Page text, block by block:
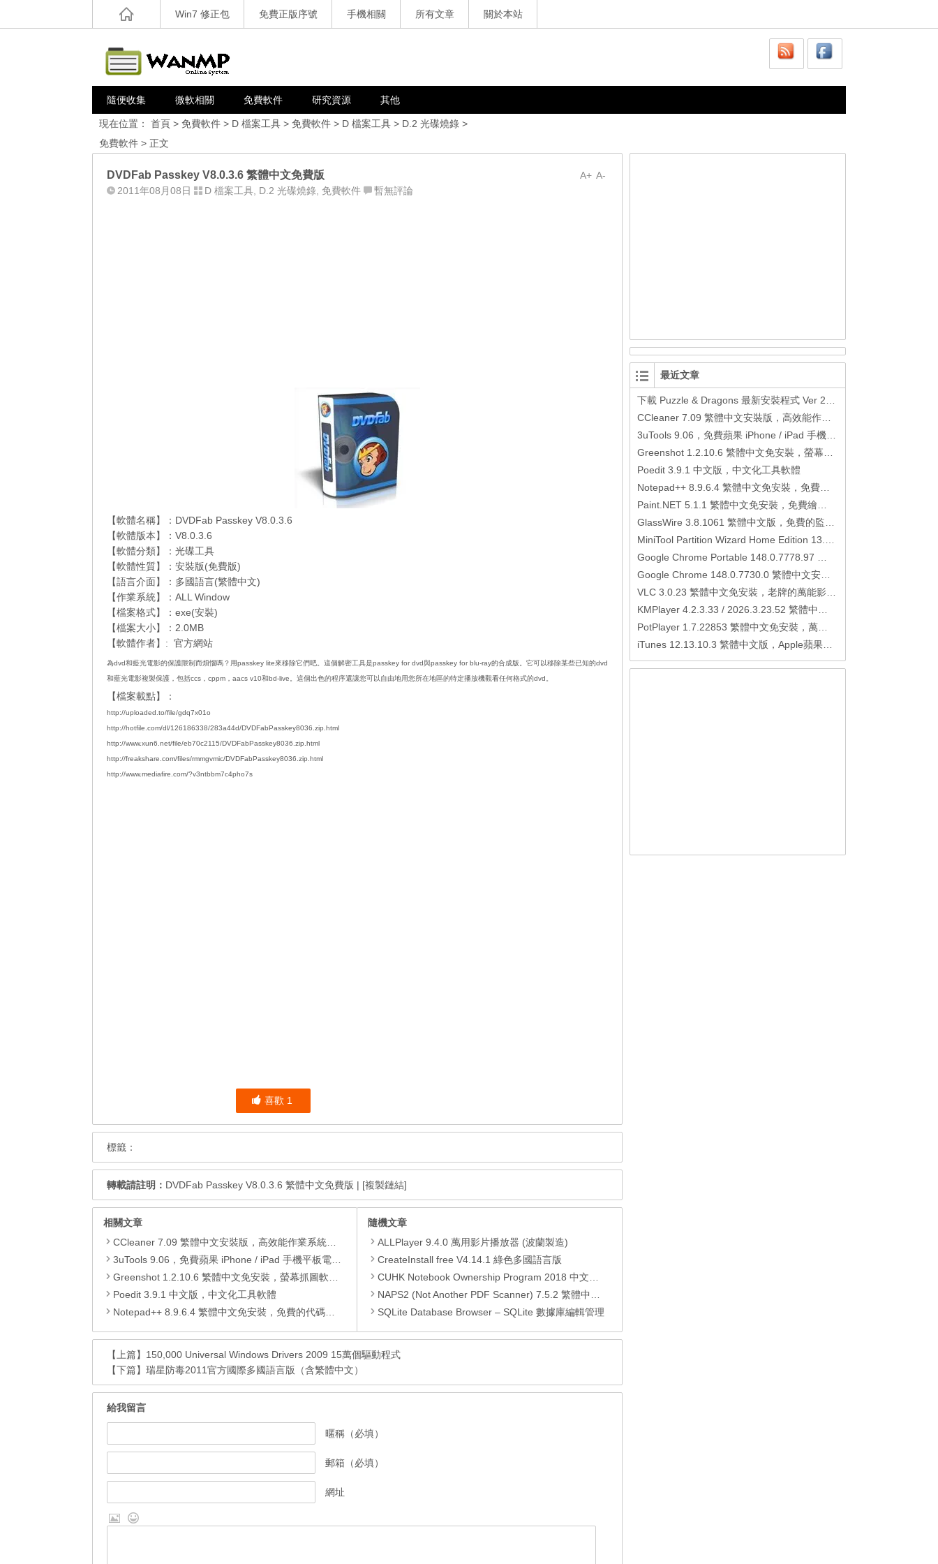
Win7 修正包 免費正版序號 手機相關 所有文章 關於本站
隨便收集 微軟相關 免費軟件 研究資源 其他
現在位置： 首頁 > 免費軟件 > D 檔案工具 > 免費軟件 > D 檔案工具 > D.2 光碟燒錄 >
免費軟件 > 正文
A-
A+
DVDFab Passkey V8.0.3.6 繁體中文免費版
2011年08月08日 D 檔案工具 D.2 光碟燒錄 免費軟件 暫無評論
【軟體名稱】：DVDFab Passkey V8.0.3.6
【軟體版本】：V8.0.3.6
【軟體分類】：光碟工具
【軟體性質】：安裝版(免費版)
【語言介面】：多國語言(繁體中文)
【作業系統】：ALL Window
【檔案格式】：exe(安裝)
【檔案大小】：2.0MB
【軟體作者】: 官方網站
為dvd和藍光電影的保護限制而煩惱嗎？用passkey lite來移除它們吧。這個解密工具是passkey for dvd與passkey for blu-ray的合成版。它可以移除某些已知的dvd
和藍光電影複製保護，包括ccs，cppm，aacs v10和bd-live。這個出色的程序還讓您可以自由地用您所在地區的特定播放機觀看任何格式的dvd。
【檔案載點】：
http://uploaded.to/file/gdq7x01o
http://hotfile.com/dl/126186338/283a44d/DVDFabPasskey8036.zip.html
http://www.xun6.net/file/eb70c2115/DVDFabPasskey8036.zip.html
http://freakshare.com/files/rmmgvmic/DVDFabPasskey8036.zip.html
http://www.mediafire.com/?v3ntbbm7c4pho7s
喜歡 1
標籤：
轉載請註明： DVDFab Passkey V8.0.3.6 繁體中文免費版 | [複製鏈結]
相關文章
CCleaner 7.09 繁體中文安裝版，高效能作業系統清理軟體
3uTools 9.06，免費蘋果 iPhone / iPad 手機平板電腦管理備份還原軟體
Greenshot 1.2.10.6 繁體中文免安裝，螢幕抓圖軟體，1.3.315 安裝版
Poedit 3.9.1 中文版，中文化工具軟體
Notepad++ 8.9.6.4 繁體中文免安裝，免費的代碼編輯器
隨機文章
ALLPlayer 9.4.0 萬用影片播放器 (波蘭製造)
CreateInstall free V4.14.1 綠色多國語言版
CUHK Notebook Ownership Program 2018 中文大學電腦優惠 – Dell, Lenovo, Apple
NAPS2 (Not Another PDF Scanner) 7.5.2 繁體中文免安裝，將掃描檔案存成PDF或多頁TIFF檔
SQLite Database Browser – SQLite 數據庫編輯管理
【上篇】 150,000 Universal Windows Drivers 2009 15萬個驅動程式
【下篇】 瑞星防毒2011官方國際多國語言版（含繁體中文）
給我留言
暱稱（必填）
郵箱（必填）
網址
最近文章
Poedit 3.9.1 中文版，中文化工具軟體